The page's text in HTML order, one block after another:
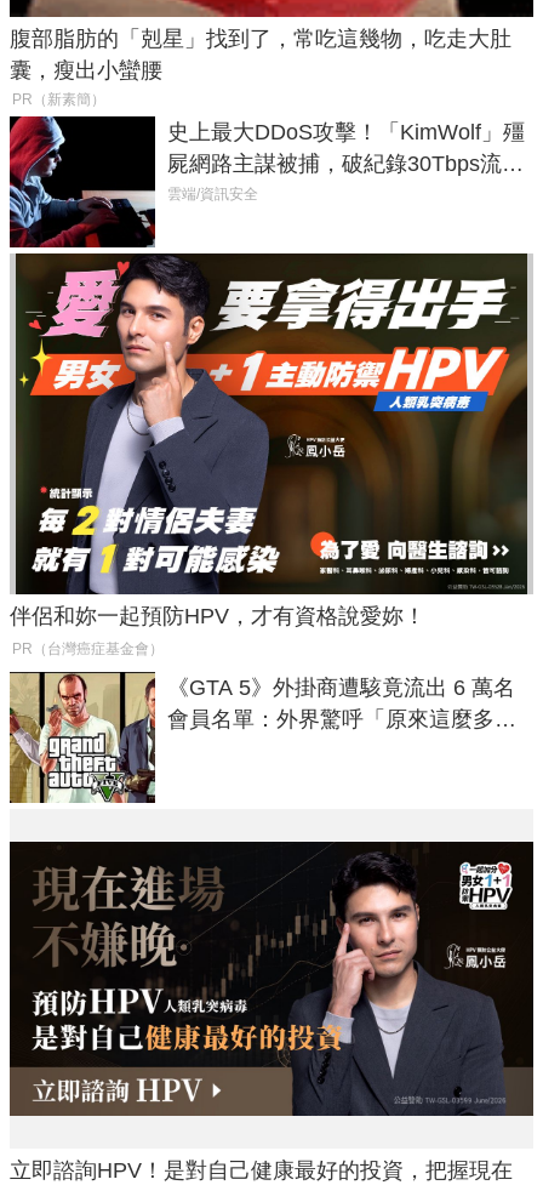
腹部脂肪的「剋星」找到了，常吃這幾物，吃走大肚
囊，瘦出小蠻腰
PR（新素簡）
史上最大DDoS攻擊！「KimWolf」殭
屍網路主謀被捕，破紀錄30Tbps流量
癱瘓全球！
雲端/資訊安全
伴侶和妳一起預防HPV，才有資格說愛妳！
PR（台灣癌症基金會）
《GTA 5》外掛商遭駭竟流出 6 萬名
會員名單：外界驚呼「原來這麼多人
立即諮詢HPV！是對自己健康最好的投資，把握現在